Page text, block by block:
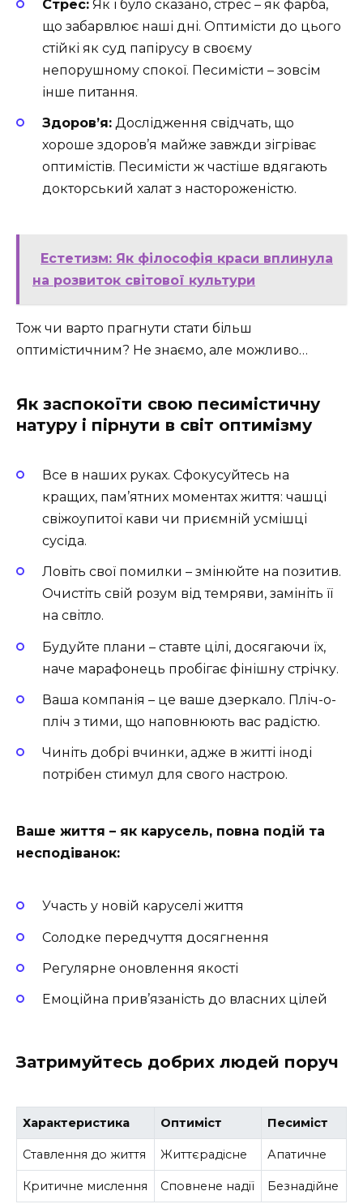
Стрес: Як і було сказано, стрес – як фарба,
що забарвлює наші дні. Оптимісти до цього
стійкі як суд папірусу в своєму
непорушному спокої. Песимісти – зовсім
інше питання.
Здоров’я: Дослідження свідчать, що
хороше здоров’я майже завжди зігріває
оптимістів. Песимісти ж частіше вдягають
докторський халат з настороженістю.
Естетизм: Як філософія краси вплинула
на розвиток світової культури
Тож чи варто прагнути стати більш
оптимістичним? Не знаємо, але можливо…
Як заспокоїти свою песимістичну
натуру і пірнути в світ оптимізму
Все в наших руках. Сфокусуйтесь на
кращих, пам’ятних моментах життя: чашці
свіжоупитої кави чи приємній усмішці
сусіда.
Ловіть свої помилки – змінюйте на позитив.
Очистіть свій розум від темряви, замініть її
на світло.
Будуйте плани – ставте цілі, досягаючи їх,
наче марафонець пробігає фінішну стрічку.
Ваша компанія – це ваше дзеркало. Пліч-о-
пліч з тими, що наповнюють вас радістю.
Чиніть добрі вчинки, адже в житті іноді
потрібен стимул для свого настрою.
Ваше життя – як карусель, повна подій та
несподіванок:
Участь у новій каруселі життя
Солодке передчуття досягнення
Регулярне оновлення якості
Емоційна прив’язаність до власних цілей
Затримуйтесь добрих людей поруч
Характеристика Оптиміст Песиміст
Ставлення до життя Життєрадісне Апатичне
Критичне мислення Сповнене надії Безнадійне